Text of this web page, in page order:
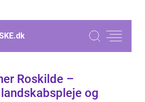
dk
Roskilde –
og